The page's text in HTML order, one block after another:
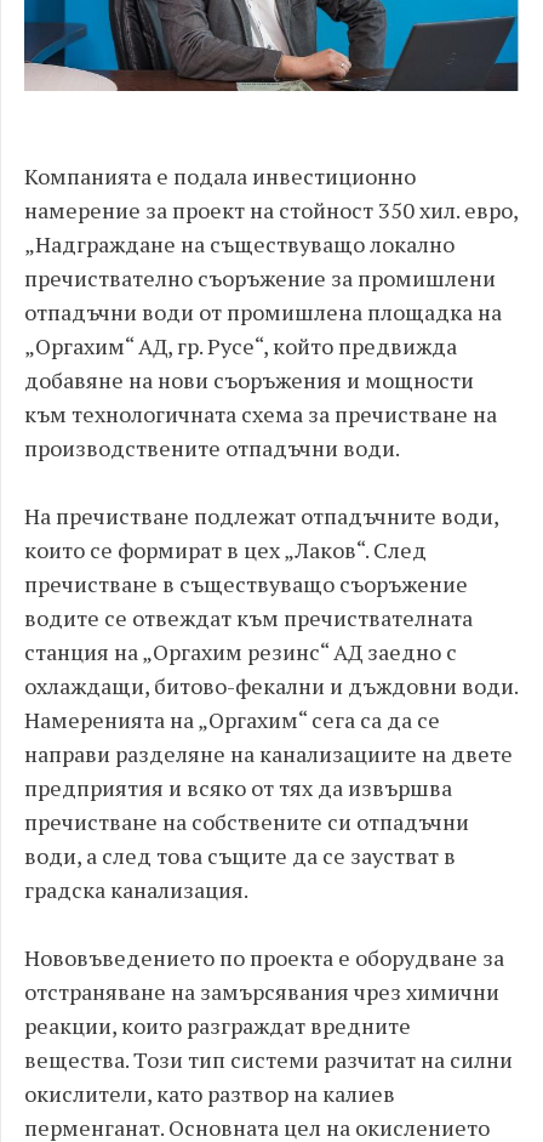
Компанията е подала инвестиционно
намерение за проект на стойност 350 хил. евро,
„Надграждане на съществуващо локално
пречиствателно съоръжение за промишлени
отпадъчни води от промишлена площадка на
„Оргахим“ АД, гр. Русе“, който предвижда
добавяне на нови съоръжения и мощности
към технологичната схема за пречистване на
производствените отпадъчни води.
На пречистване подлежат отпадъчните води,
които се формират в цех „Лаков“. След
пречистване в съществуващо съоръжение
водите се отвеждат към пречиствателната
станция на „Оргахим резинс“ АД заедно с
охлаждащи, битово-фекални и дъждовни води.
Намеренията на „Оргахим“ сега са да се
направи разделяне на канализациите на двете
предприятия и всяко от тях да извършва
пречистване на собствените си отпадъчни
води, а след това същите да се заустват в
градска канализация.
Нововъведението по проекта е оборудване за
отстраняване на замърсявания чрез химични
реакции, които разграждат вредните
вещества. Този тип системи разчитат на силни
окислители, като разтвор на калиев
перменганат. Основната цел на окислението